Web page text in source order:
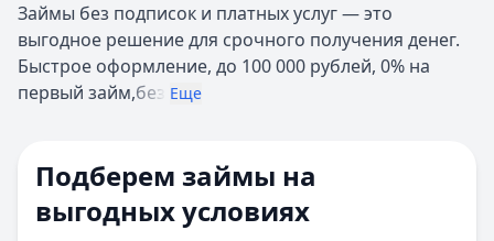
Б
Барнаул
Белгород
Б
Барнаул
Белгород
Займы без подписок и платных услуг — это
выгодное решение для срочного получения денег.
Быстрое оформление, до 100 000 рублей, 0% на
первый займ,без Еще
Подберем займы на
выгодных условиях